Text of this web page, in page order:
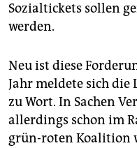
Sozialtickets sollen
werden.
Neu ist diese
Jahr meldete sich die
zu Wort. In Sachen
allerdings schon im
grün-roten Koalition